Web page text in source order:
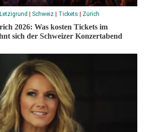
Letzigrund Schweiz Tickets Zürich
2026: Was kosten Tickets im
sich der Schweizer Konzertabend